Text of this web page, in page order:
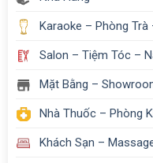
Karaoke – Phòng Trà
Salon – Tiệm Tóc –
Mặt Bằng –
Nhà Thuốc – Phòng
Khách Sạn –